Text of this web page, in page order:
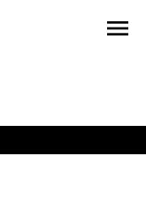
menu